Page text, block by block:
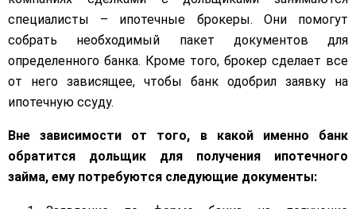
специалисты – ипотечные брокеры. Они помогут
собрать необходимый пакет документов для
определенного банка. Кроме того, брокер сделает все
от него зависящее, чтобы банк одобрил заявку на
ипотечную ссуду.
Вне зависимости от того, в какой именно банк
обратится дольщик для получения ипотечного
займа, ему потребуются следующие документы: